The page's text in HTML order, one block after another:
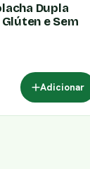
Dupla
e Sem
Adicionar